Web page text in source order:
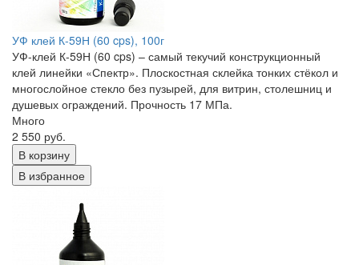
УФ клей К-59Н (60 cps), 100г
УФ-клей К-59Н (60 cps) – самый текучий конструкционный
клей линейки «Спектр». Плоскостная склейка тонких стёкол и
многослойное стекло без пузырей, для витрин, столешниц и
душевых ограждений. Прочность 17 МПа.
Много
2 550 руб.
В корзину
В избранное